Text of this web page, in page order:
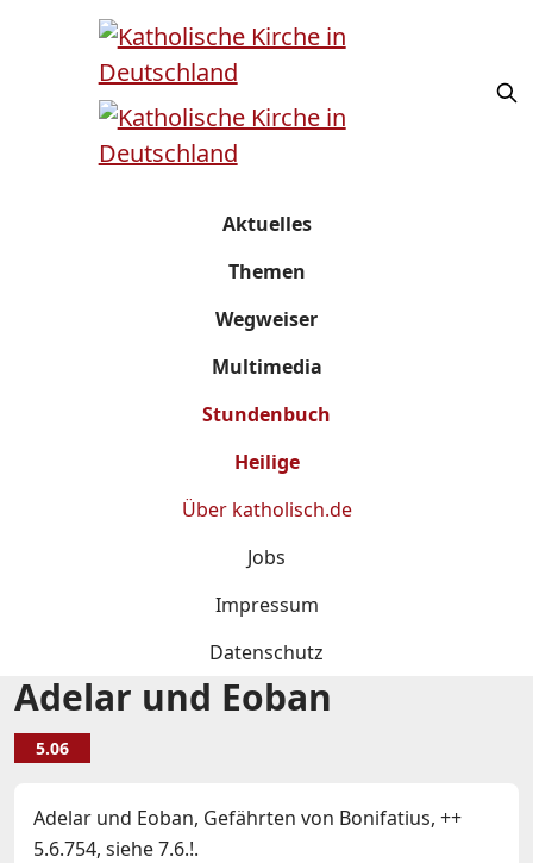
Aktuelles
Themen
Wegweiser
Multimedia
Stundenbuch
Heilige
Über katholisch.de
Jobs
Impressum
Datenschutz
Adelar und Eoban
5.06
Adelar und Eoban, Gefährten von Bonifatius, ++
5.6.754, siehe 7.6.!.